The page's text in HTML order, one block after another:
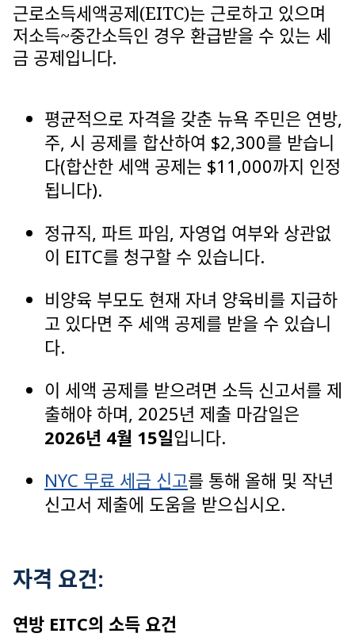
근로소득세액공제(EITC)는 근로하고 있으며
저소득~중간소득인 경우 환급받을 수 있는 세
금 공제입니다.
평균적으로 자격을 갖춘 뉴욕 주민은 연방,
주, 시 공제를 합산하여 $2,300를 받습니
다(합산한 세액 공제는 $11,000까지 인정
됩니다).
정규직, 파트 파임, 자영업 여부와 상관없
이 EITC를 청구할 수 있습니다.
비양육 부모도 현재 자녀 양육비를 지급하
고 있다면 주 세액 공제를 받을 수 있습니
다.
이 세액 공제를 받으려면 소득 신고서를 제
출해야 하며, 2025년 제출 마감일은
2026년 4월 15일입니다.
NYC 무료 세금 신고를 통해 올해 및 작년
신고서 제출에 도움을 받으십시오.
자격 요건:
연방 EITC의 소득 요건